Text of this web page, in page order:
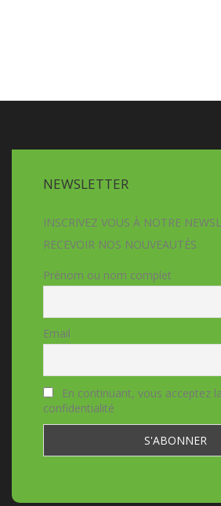
NEWSLETTER
INSCRIVEZ VOUS À NOTRE
RECEVOIR NOS NOUVEAUTÉS
Prénom ou nom complet
Email
En continuant, vous acceptez
confidentialité